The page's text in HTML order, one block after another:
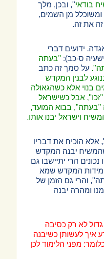
בודאי", ובכן, מלך
מן השמים,
את זה.
ידועים דברי
ס-כב): "בעתה
על סמך זה כתב
לבנין המקדש
בנוי אלא כשהגאולה
אבל כשישראל
"בעתה", בבוא המועד,
וישראל יבנו אותו.
אלא הוכיח את דבריו
יבנה המקדש
הרי יתיישבו גם
מידות המקדש שמא
והרי גם הזמן של
ומהרה יבנה
לא רק כסיבה
איך לעשותן כשיבנה
מפני הלימוד לכן